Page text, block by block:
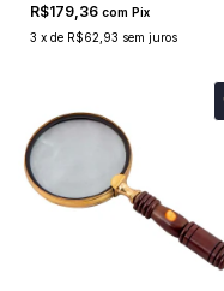
R$179,36 com Pix
3 x de R$62,93 sem juros